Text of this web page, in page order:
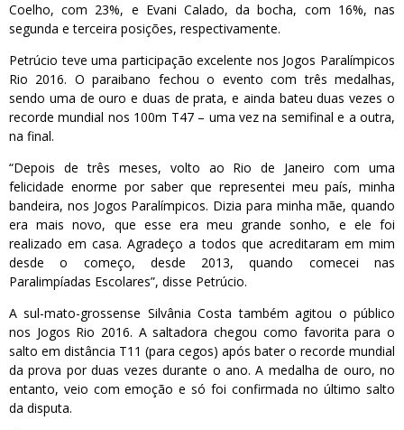
Coelho, com 23%, e Evani Calado, da bocha, com 16%, nas
segunda e terceira posições, respectivamente.
Petrúcio teve uma participação excelente nos Jogos Paralímpicos
Rio 2016. O paraibano fechou o evento com três medalhas,
sendo uma de ouro e duas de prata, e ainda bateu duas vezes o
recorde mundial nos 100m T47 – uma vez na semifinal e a outra,
na final.
“Depois de três meses, volto ao Rio de Janeiro com uma
felicidade enorme por saber que representei meu país, minha
bandeira, nos Jogos Paralímpicos. Dizia para minha mãe, quando
era mais novo, que esse era meu grande sonho, e ele foi
realizado em casa. Agradeço a todos que acreditaram em mim
desde o começo, desde 2013, quando comecei nas
Paralimpíadas Escolares”, disse Petrúcio.
A sul-mato-grossense Silvânia Costa também agitou o público
nos Jogos Rio 2016. A saltadora chegou como favorita para o
salto em distância T11 (para cegos) após bater o recorde mundial
da prova por duas vezes durante o ano. A medalha de ouro, no
entanto, veio com emoção e só foi confirmada no último salto
da disputa.